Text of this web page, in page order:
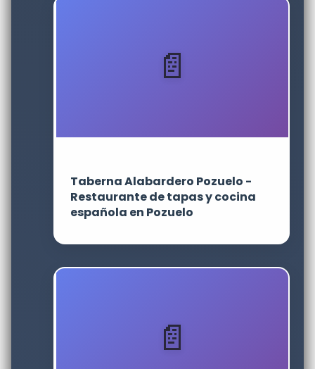
Taberna Alabardero Pozuelo -
Restaurante de tapas y cocina
española en Pozuelo